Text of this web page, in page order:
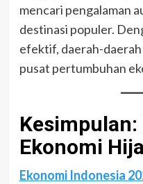
mencari pengalaman
destinasi populer.
efektif, daerah-daerah
pusat pertumbuhan
Ekonomi
Ekonomi Indonesia